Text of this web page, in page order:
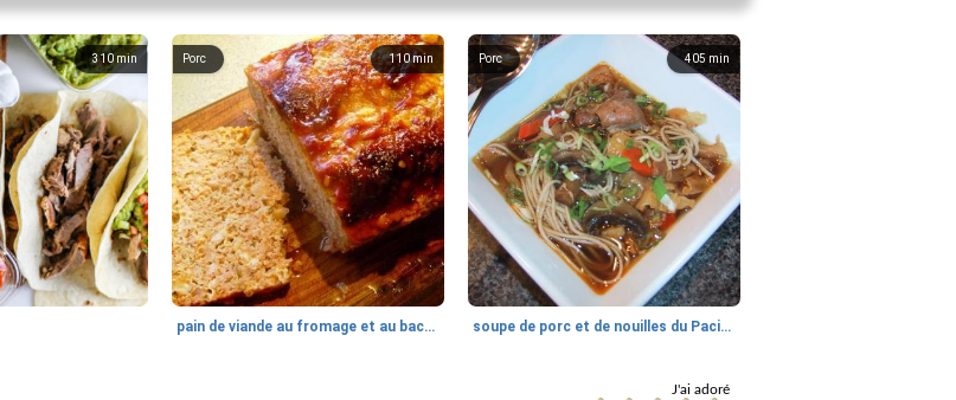
310 min 110min
Porc
pain de viande au fromage et au bacon et une bouchée
405 min
Porc
soupe de porc et de nouilles du Pacifique
J'ai adoré